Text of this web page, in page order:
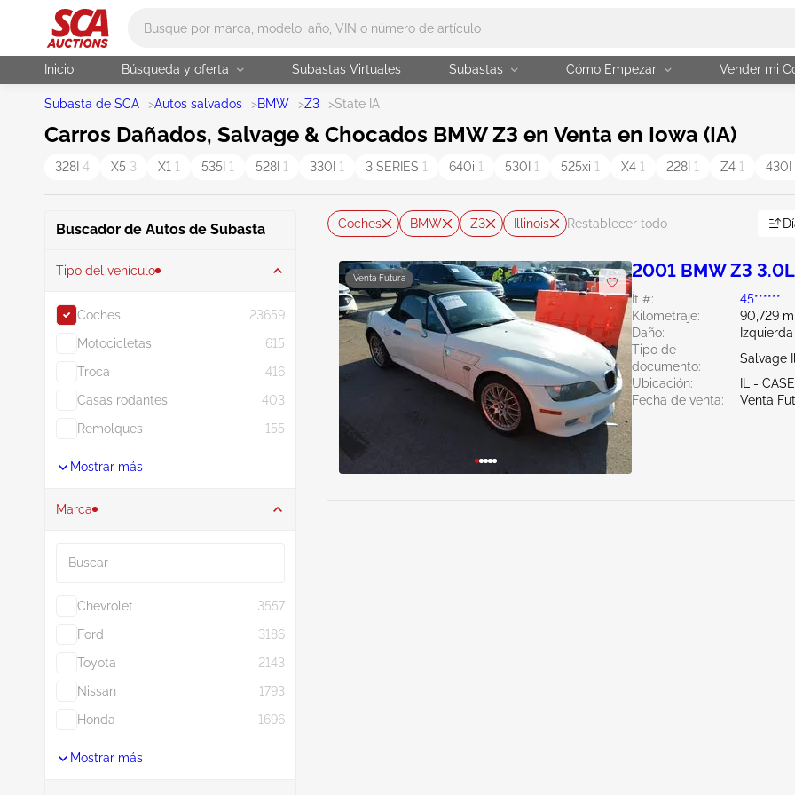
Inicio Búsqueda y oferta Subastas Virtuales Subastas Cómo Empezar Vender mi
Subasta de SCA >Autos salvados >BMW >Z3 >State IA
Carros Dañados, Salvage & Chocados BMW Z3 en Venta en Iowa (IA)
328I 4 X5 3 X1 1 535I 1 528I 1 330I 1 3 SERIES 1 640i 1 530I 1 525xi 1 X4 1 228I 1 Z4 1 430I
Buscador de Autos de Subasta
Tipo del vehículo
Coches
23659
Motocicletas
615
Troca
416
Casas rodantes
403
Remolques
155
Mostrar más
Marca
Chevrolet
3557
Ford
3186
Toyota
2143
Nissan
1793
Honda
1696
Mostrar más
Coches BMW Z3 Illinois Restablecer todo
Venta Futura 2001 BMW Z3 3.0L
Ít #:
45******
Kilometraje:
90,729
Daño:
Tipo de
documento:
Salvage
Ubicación:
IL -
Fecha de venta:
Venta